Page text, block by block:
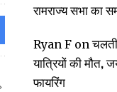
रामराज्य सभा का
Ryan Fon
यात्रियों की मौत,
फायरिंग